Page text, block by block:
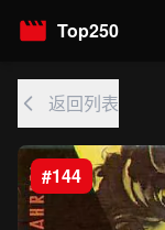
Top250
返回列表
#144